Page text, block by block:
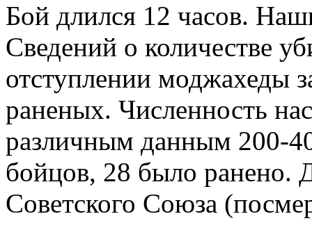
Бой длился 12 часов.
Сведений о количестве
отступлении моджахеды
раненых. Численность
различным данным 200-
бойцов, 28 было ранено.
Советского Союза